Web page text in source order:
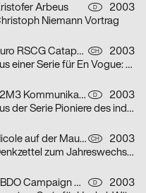
Arbeus D
2003
Niemann Vortrag
Euro RSCG Catapult AG Switzerland CH
2003
aus einer Serie für En Vogue: Fisch
L2M3 Kommunikationsdesign D
2003
aus der Serie Pioniere des industriellen Designs am Bodensee: Champs
Nicole auf der Mauer CH
2003
Denkzettel zum Jahreswechsel: Mädchen
BBDO Campaign GmbH Düsseldorf D
2003